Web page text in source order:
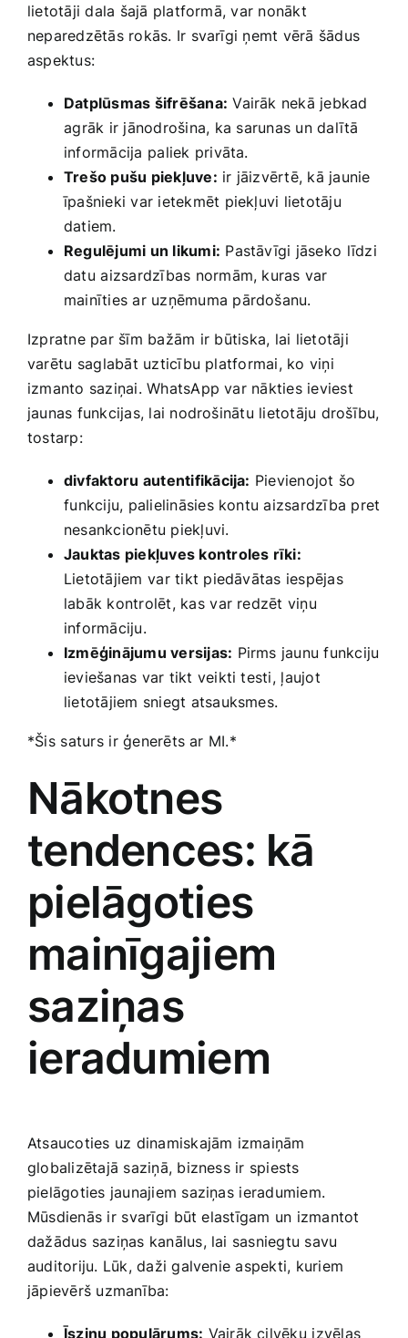
lietotāji dala šajā platformā, var nonākt
neparedzētās rokās.‍ Ir svarīgi ņemt vērā šādus​
aspektus:
Datplūsmas šifrēšana: Vairāk nekā jebkad
⁢agrāk ir jānodrošina, ⁣ka sarunas un dalītā
informācija⁢ paliek privāta.
Trešo pušu piekļuve: ir jāizvērtē, kā jaunie
īpašnieki var ietekmēt piekļuvi lietotāju
datiem.
Regulējumi un likumi: Pastāvīgi jāseko ⁣līdzi⁤
datu⁣ aizsardzības normām, kuras ‌var
mainīties ar uzņēmuma ​pārdošanu.
Izpratne par šīm ‌bažām ir⁣ būtiska,‍ lai lietotāji
varētu⁤ saglabāt uzticību platformai, ko ​viņi
izmanto ​saziņai.​ WhatsApp​ var nākties ieviest
jaunas funkcijas, lai nodrošinātu lietotāju drošību,
tostarp:
divfaktoru⁢ autentifikācija: Pievienojot šo
⁢funkciju, palielināsies kontu aizsardzība pret
nesankcionētu piekļuvi.
Jauktas piekļuves kontroles rīki:
Lietotājiem⁣ var tikt piedāvātas iespējas
labāk kontrolēt, kas ⁣var redzēt viņu
informāciju.
Izmēģinājumu versijas: Pirms jaunu funkciju⁤
ieviešanas var tikt veikti testi, ⁢ļaujot
lietotājiem ‌sniegt atsauksmes.
*Šis ⁢saturs⁤ ir ģenerēts ar MI.*
Nākotnes
tendences: kā
pielāgoties
mainīgajiem
‌saziņas
ieradumiem
Atsaucoties uz dinamiskajām izmaiņām
‍globalizētajā saziņā, bizness ir spiests
pielāgoties jaunajiem saziņas⁢ ieradumiem.
Mūsdienās ir ⁣svarīgi⁤ būt elastīgam un izmantot
dažādus saziņas kanālus, lai ‍sasniegtu savu
auditoriju. Lūk, daži galvenie aspekti, kuriem
jāpievērš‍ uzmanība:
Īsziņu populārums: Vairāk cilvēku ⁤izvēlas